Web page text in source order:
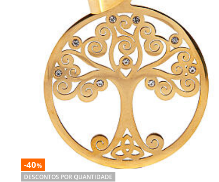
-40%
DESCONTOS POR QUANTIDADE